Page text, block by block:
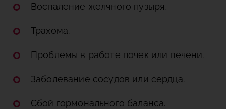
Воспаление желчного пузыря.
Трахома.
Проблемы в работе почек или печени.
Заболевание сосудов или сердца.
Сбой гормонального баланса.